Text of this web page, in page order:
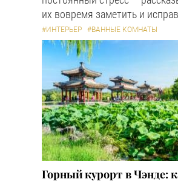
их вовремя заметить и
#ИНТЕРЬЕР #ВАННЫЕ КОМНАТЫ
Горный курорт в Чэнде: